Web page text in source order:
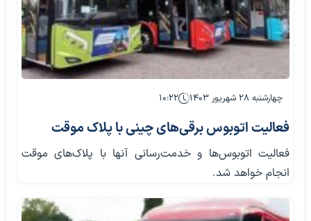
چهارشنبه ۲۸ شهریور ۱۴۰۳ ۱۰:۲۲
فعالیت اتوبوس‌ برقی‌های چینی با پلاک موقت
فعالیت اتوبوس‌‌ها و خدمت‌رسانی آنها با پلاک‌های موقت
انجام خواهد شد.